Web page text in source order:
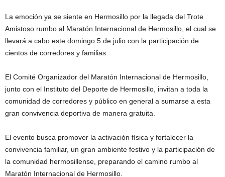
La emoción ya se siente en Hermosillo por la llegada del Trote
Amistoso rumbo al Maratón Internacional de Hermosillo, el cual se
llevará a cabo este domingo 5 de julio con la participación de
cientos de corredores y familias.
El Comité Organizador del Maratón Internacional de Hermosillo,
junto con el Instituto del Deporte de Hermosillo, invitan a toda la
comunidad de corredores y público en general a sumarse a esta
gran convivencia deportiva de manera gratuita.
El evento busca promover la activación física y fortalecer la
convivencia familiar, un gran ambiente festivo y la participación de
la comunidad hermosillense, preparando el camino rumbo al
Maratón Internacional de Hermosillo.